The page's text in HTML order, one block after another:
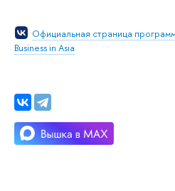
Официальная страница
Business in Asia